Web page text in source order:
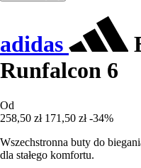
adidas
Runfalcon 6
Od
258,50 zł 171,50 zł -34%
Wszechstronna buty do
dla stałego komfortu.